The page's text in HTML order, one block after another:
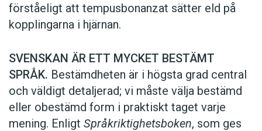
förståeligt att tempusbonanzat sätter eld på
kopplingarna i hjärnan.
SVENSKAN ÄR ETT MYCKET BESTÄMT
SPRÅK. Bestämdheten är i högsta grad central
och väldigt detaljerad; vi måste välja bestämd
eller obestämd form i praktiskt taget varje
mening. Enligt Språkriktighetsboken, som ges